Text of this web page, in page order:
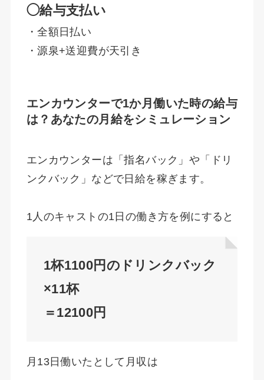
◯給与支払い
・全額日払い
・源泉+送迎費が天引き
エンカウンターで1か月働いた時の給与
は？あなたの月給をシミュレーション
エンカウンターは「指名バック」や「ドリ
ンクバック」などで日給を稼ぎます。
1人のキャストの1日の働き方を例にすると
1杯1100円のドリンクバック
×11杯
＝12100円
月13日働いたとして月収は